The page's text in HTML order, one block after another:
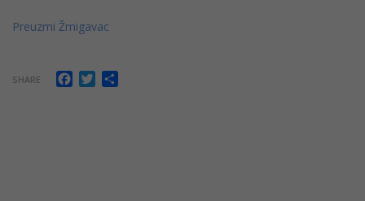
Preuzmi Žmigavac
SHARE Facebook
Twitter